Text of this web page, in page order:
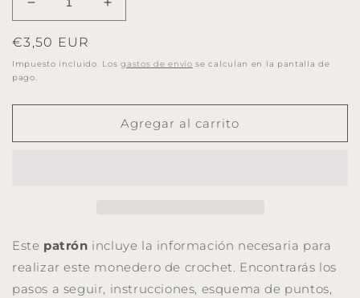
Reducir
cantidad
para
Patrón
monedero
Base
boquilla
Aumentar
cantidad
Patrón
Base
redonda,
boquilla
Precio
habitual
€3,50 EUR
Impuesto incluido. Losgastos de envío se calculan en la pantalla de
pago.
Agregar al carrito
Este patrón incluye la información necesaria para
realizar este monedero de crochet. Encontrarás los
pasos a seguir, instrucciones, esquema de puntos,